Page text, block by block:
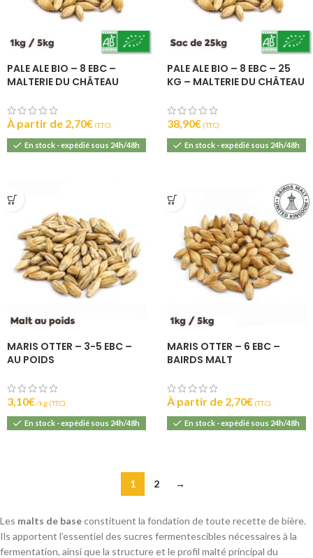
PALE ALE BIO – 8 EBC –
MALTERIE DU CHÂTEAU
À partir de 2,70€ (T.T.C).
En stock - expédié sous 24h/48h
PALE ALE BIO – 8 EBC – 25
KG – MALTERIE DU CHÂTEAU
38,90€ (T.T.C).
En stock - expédié sous 24h/48h
MARIS OTTER – 3-5 EBC –
AU POIDS
3,10€ (T.T.C).
En stock - expédié sous 24h/48h
MARIS OTTER – 6 EBC –
BAIRDS MALT
À partir de 2,70€ (T.T.C).
En stock - expédié sous 24h/48h
1 2 →
Les malts de baseconstituent la fondation de toute recette de bière.
Ils apportent l’essentiel des sucres fermentescibles nécessaires à la
fermentation, ainsi que la structure et le profil malté principal du